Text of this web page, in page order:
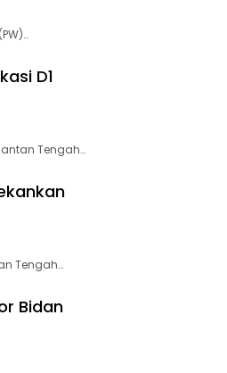
D1
Tengah…
Tengah…
Bidan